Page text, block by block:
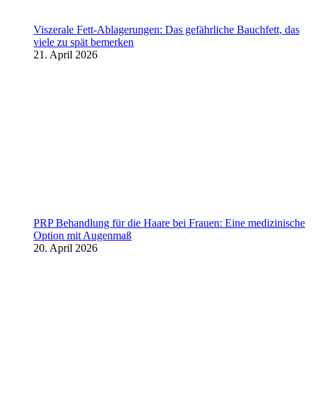
Viszerale Fett-Ablagerungen: Das gefährliche Bauchfett, das
viele zu spät bemerken
21. April 2026
PRP Behandlung für die Haare bei Frauen: Eine medizinische
Option mit Augenmaß
20. April 2026